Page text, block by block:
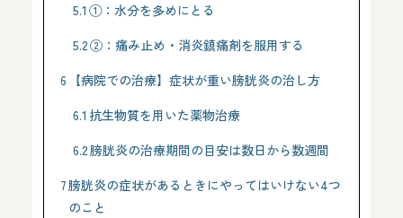
5.1 ①：水分を多めにとる
5.2②：痛み止め・消炎鎮痛剤を服用する
6 【病院での治療】症状が重い膀胱炎の治し方
6.1 抗生物質を用いた薬物治療
6.2膀胱炎の治療期間の目安は数日から数週間
7膀胱炎の症状があるときにやってはいけない4つ
のこと